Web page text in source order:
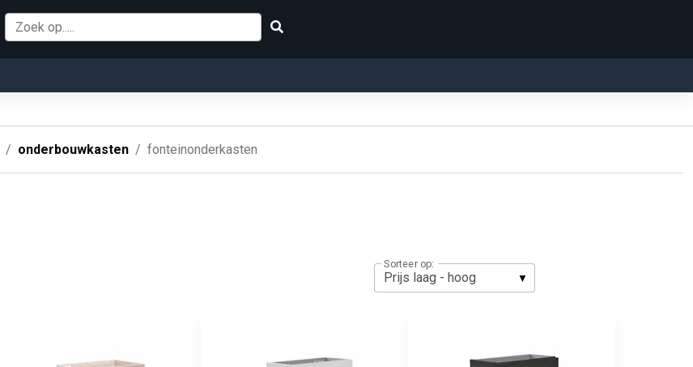
onderbouwkasten fonteinonderkasten
Sorteer op: